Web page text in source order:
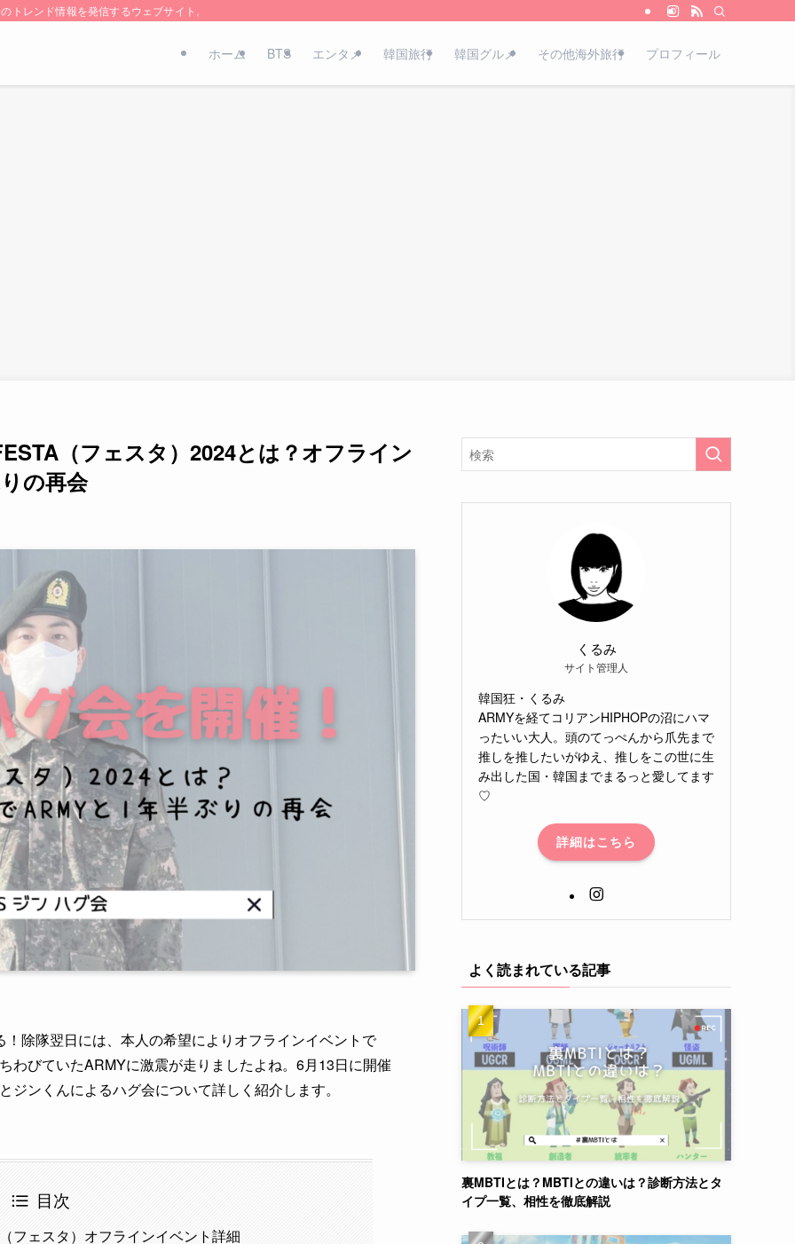
トレンド情報を発信するウェブサイト。
ホーム BTS エンタメ 韓国旅行 韓国グルメ その他海外旅行 プロフィール
（フェスタ）2024とは？オフライン
の再会
除隊翌日には、本人の希望によりオフラインイベントで
わびていたARMYに激震が走りましたよね。6月13日に開催
ンくんによるハグ会について詳しく紹介します。
目次
フェスタ）オフラインイベント詳細
くるみ
サイト管理人
韓国狂・くるみ
ARMYを経てコリアンHIPHOPの沼にハマ
ったいい大人。頭のてっぺんから爪先まで
推しを推したいがゆえ、推しをこの世に生
み出した国・韓国までまるっと愛してます
♡
詳細はこちら
よく読まれている記事
裏MBTIとは？MBTIとの違いは？診断方法とタ
イプ一覧、相性を徹底解説